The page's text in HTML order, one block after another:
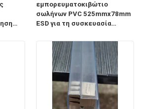
εμπορευματοκιβώτιο
σωλήνων PVC 525mmx78mm
ESD για τη συσκευασία
ηλεκτρικού ρεύματος